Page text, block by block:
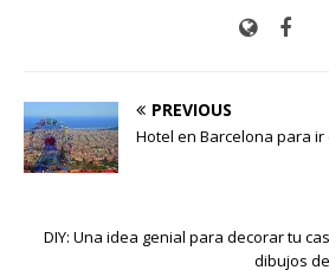
PREVIOUS
Hotel en Barcelona para ir
DIY: Una idea genial para decorar tu
dibujos